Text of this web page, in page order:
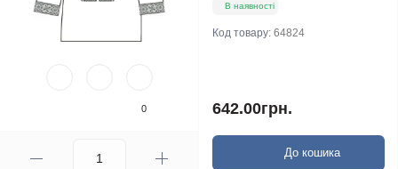
0
В наявності
Код товару: 64824
642.00грн.
До кошика